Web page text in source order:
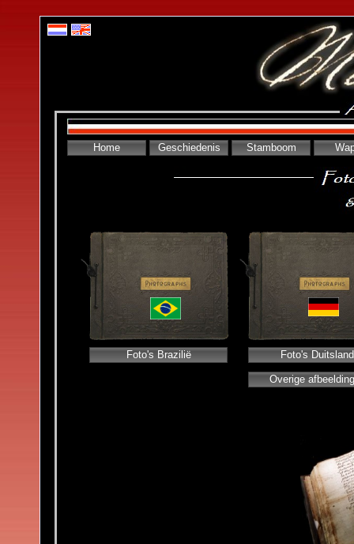
Foto's Brazilië Foto's Duitsland
Overige
Home Geschiedenis Stamboom